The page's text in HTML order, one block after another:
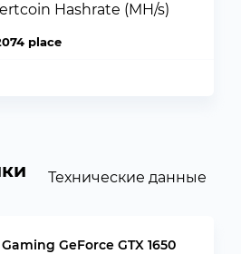
Hashrate (MH/s)
place
Технические данные
Gaming GeForce GTX 1650